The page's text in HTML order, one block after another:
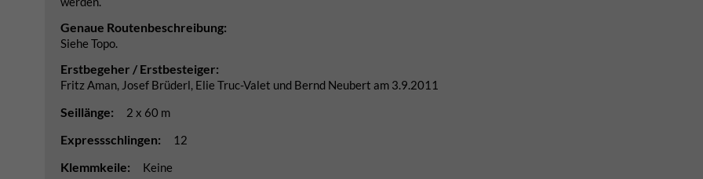
Genaue Routenbeschreibung:
Siehe Topo.
Erstbegeher / Erstbesteiger:
Fritz Aman, Josef Brüderl, Elie Truc-Valet und Bernd Neubert am 3.9.2011
Seillänge: 2 x 60 m
Expressschlingen: 12
Klemmkeile: Keine